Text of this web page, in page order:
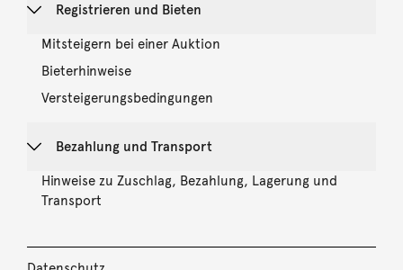
Registrieren und Bieten
Mitsteigern bei einer Auktion
Bieterhinweise
Versteigerungsbedingungen
Bezahlung und Transport
Hinweise zu Zuschlag, Bezahlung, Lagerung und
Transport